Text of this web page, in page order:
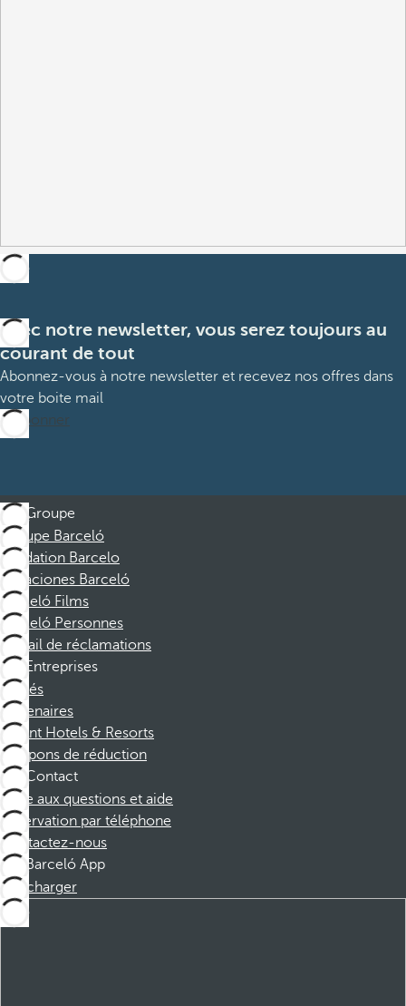
Avec notre newsletter, vous serez toujours au
courant de tout
Abonnez-vous à notre newsletter et recevez nos offres dans
votre boite mail
M’abonner
Groupe
Groupe Barceló
Fondation Barcelo
Vacaciones Barceló
Barceló Films
Barceló Personnes
Portail de réclamations
Entreprises
Affiliés
Partenaires
Dorint Hotels & Resorts
Coupons de réduction
Contact
Foire aux questions et aide
Réservation par téléphone
Contactez-nous
Barceló App
Télécharger